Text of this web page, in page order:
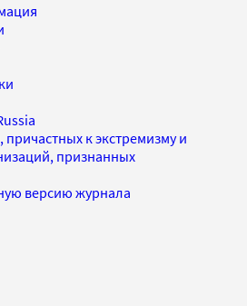
к экстремизму и
признанных
версию журнала